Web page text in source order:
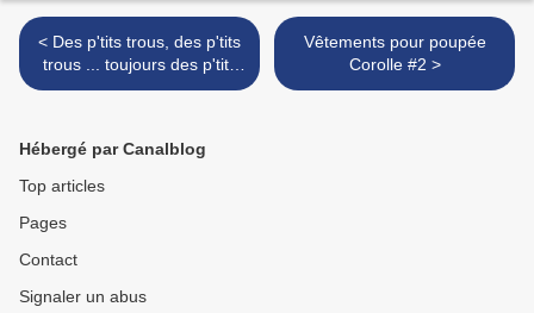
< Des p'tits trous, des p'tits
trous ... toujours des p'tits
trous !
Vêtements pour poupée
Corolle #2 >
Hébergé par Canalblog
Top articles
Pages
Contact
Signaler un abus